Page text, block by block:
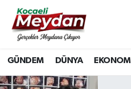
GÜNDEM DÜNYA EKONOMİ
Nöbetçi Eczaneler
Hava Durumu
Trafik Durumu